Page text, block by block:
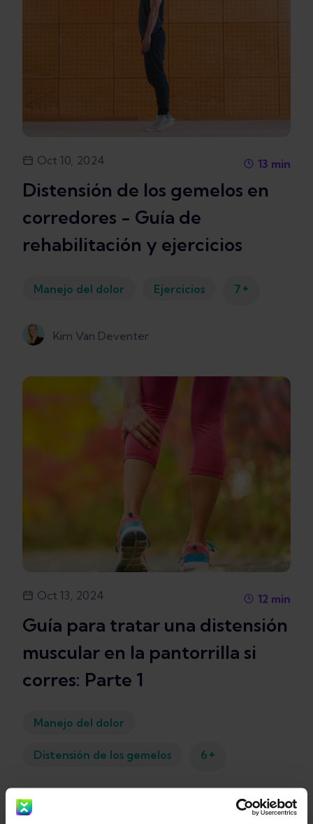
Oct 10, 2024 13 min
Distensión de los gemelos en
corredores - Guía de
rehabilitación y ejercicios
Manejo del dolor Ejercicios 7 +
Kim Van Deventer
Oct 13, 2024 12 min
Guía para tratar una distensión
muscular en la pantorrilla si
corres: Parte 1
Manejo del dolor
Distensión de los gemelos 6 +